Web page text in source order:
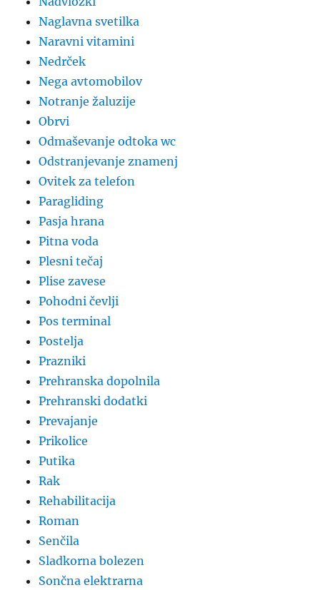
Naglavna svetilka
Naravni vitamini
Nedrček
Nega avtomobilov
Notranje žaluzije
Obrvi
Odmaševanje odtoka wc
Odstranjevanje znamenj
Ovitek za telefon
Paragliding
Pasja hrana
Pitna voda
Plesni tečaj
Plise zavese
Pohodni čevlji
Pos terminal
Postelja
Prazniki
Prehranska dopolnila
Prehranski dodatki
Prevajanje
Prikolice
Putika
Rak
Rehabilitacija
Roman
Senčila
Sladkorna bolezen
Sončna elektrarna